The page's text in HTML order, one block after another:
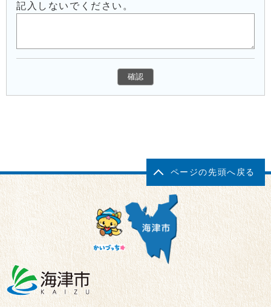
記入しないでください。
ページの先頭へ戻る